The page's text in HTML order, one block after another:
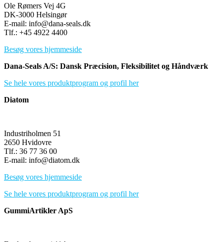
Ole Rømers Vej 4G
DK-3000 Helsingør
E-mail: info@dana-seals.dk
Tlf.: +45 4922 4400
Besøg vores hjemmeside
Dana-Seals A/S: Dansk Præcision, Fleksibilitet og Håndværk
Se hele vores produktprogram og profil her
Diatom
Industriholmen 51
2650 Hvidovre
Tlf.: 36 77 36 00
E-mail: info@diatom.dk
Besøg vores hjemmeside
Se hele vores produktprogram og profil her
GummiArtikler ApS